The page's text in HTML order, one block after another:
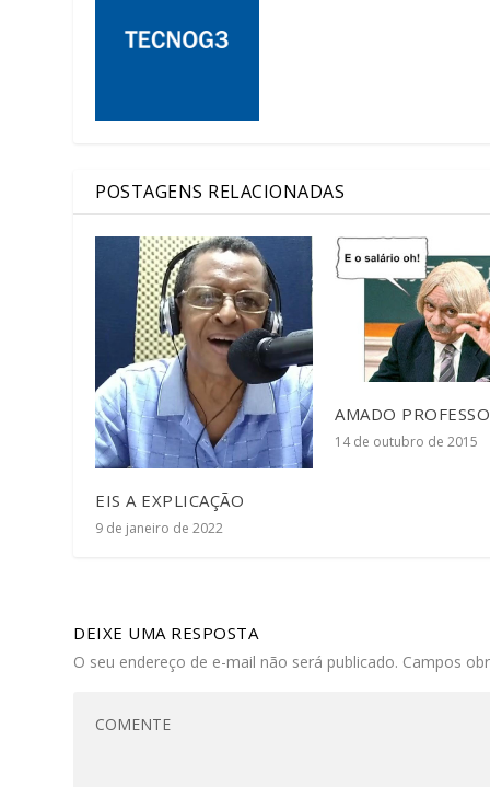
POSTAGENS RELACIONADAS
EIS A EXPLICAÇÃO
9 de janeiro de 2022
AMADO
14 de outubro de 2015
DEIXE UMA RESPOSTA
O seu endereço de e-mail não será publicado. Campos